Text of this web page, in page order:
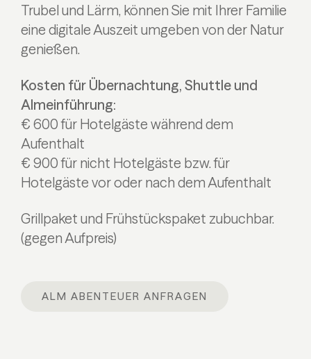
Trubel und Lärm, können Sie mit Ihrer Familie
eine digitale Auszeit umgeben von der Natur
genießen.
Kosten für Übernachtung, Shuttle und
Almeinführung:
€ 600 für Hotelgäste während dem
Aufenthalt
€ 900 für nicht Hotelgäste bzw. für
Hotelgäste vor oder nach dem Aufenthalt
Grillpaket und Frühstückspaket zubuchbar.
(gegen Aufpreis)
ALM ABENTEUER ANFRAGEN